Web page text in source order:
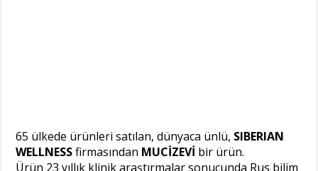
65 ülkede ürünleri satılan, dünyaca ünlü, SIBERIAN
WELLNESSfirmasından MUCİZEVİ bir ürün.
Ürün 23 yıllık klinik araştırmalar sonucunda Rus bilim